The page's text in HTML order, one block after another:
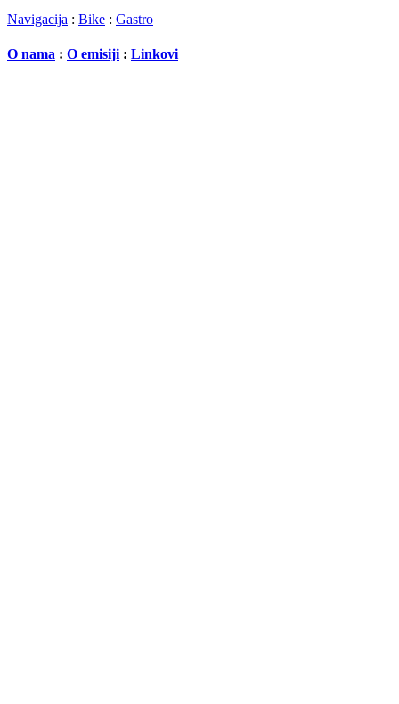
Navigacija : Bike : Gastro
O nama : O emisiji : Linkovi